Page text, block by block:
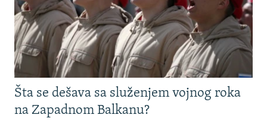
Šta se dešava sa služenjem vojnog roka
na Zapadnom Balkanu?